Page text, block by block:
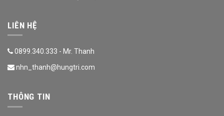
LIÊN HỆ
0899.340.333 - Mr. Thanh
nhn_thanh@hungtri.com
THÔNG TIN